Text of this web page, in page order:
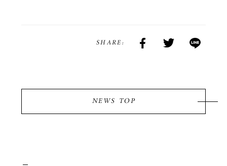
SHARE:
NEWS TOP